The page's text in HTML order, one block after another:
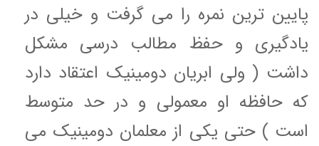
پایین ترین نمره را می گرفت و خیلی در
یادگیری و حفظ مطالب درسی مشکل
داشت ( ولی ابریان دومینیک اعتقاد دارد
که حافظه او معمولی و در حد متوسط
است ) حتی یکی از معلمان دومینیک می